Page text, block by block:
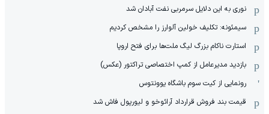
نوری به این دلایل سرمربی نفت آبادان شد
سیمئونه: تکلیف خولین آلوارز را مشخص کردیم
استارت ناکام بزرگ لیگ ملت‌ها برای فتح اروپا
بازدید مدیرعامل از کمپ اختصاصی تراکتور (عکس)
رونمایی از کیت سوم باشگاه یوونتوس
قیمت بند فروش قرارداد آرائوخو و لیورپول فاش شد